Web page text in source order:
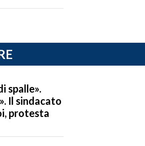
spalle».
Il sindacato
protesta